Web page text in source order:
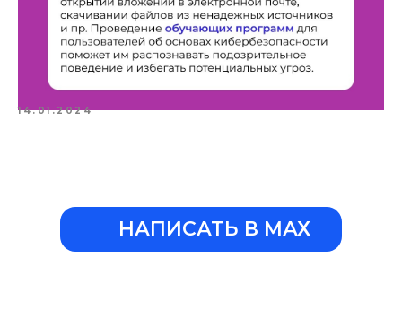
14.01.2024
НАПИСАТЬ В МАХ